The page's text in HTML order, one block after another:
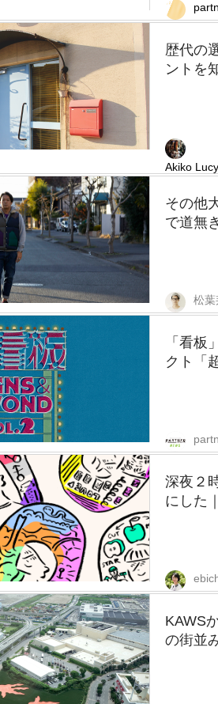
歴代の
ントを
Akiko
その他
で道無
松葉
「看板
クト「
深夜２
にした
KAWS
の街並